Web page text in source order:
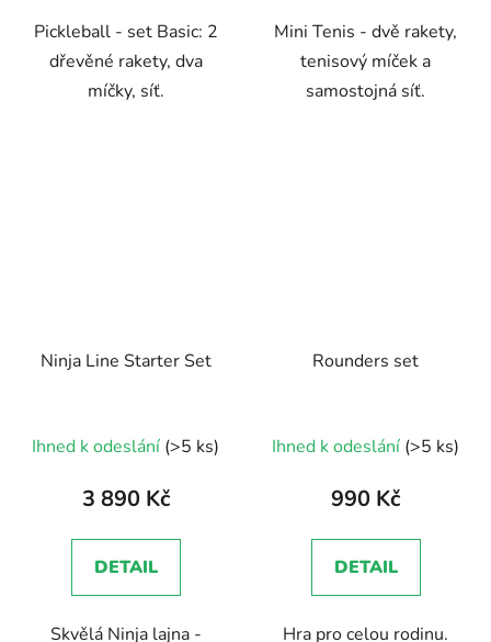
Pickleball - set Basic: 2
dřevěné rakety, dva
míčky, síť.
Mini Tenis - dvě rakety,
tenisový míček a
samostojná síť.
Ninja Line Starter Set
Ihned k odeslání (>5 ks)
3 890 Kč
DETAIL
Skvělá Ninja lajna -
Rounders set
Ihned k odeslání (>5 ks)
990 Kč
DETAIL
Hra pro celou rodinu.